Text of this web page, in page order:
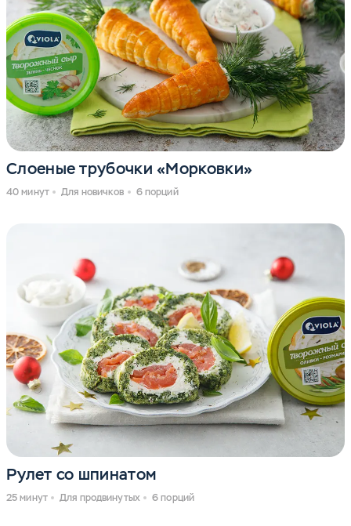
Слоеные трубочки «Морковки»
40 минут Для новичков 6 порций
Рулет со шпинатом
25 минут Для продвинутых 6 порций